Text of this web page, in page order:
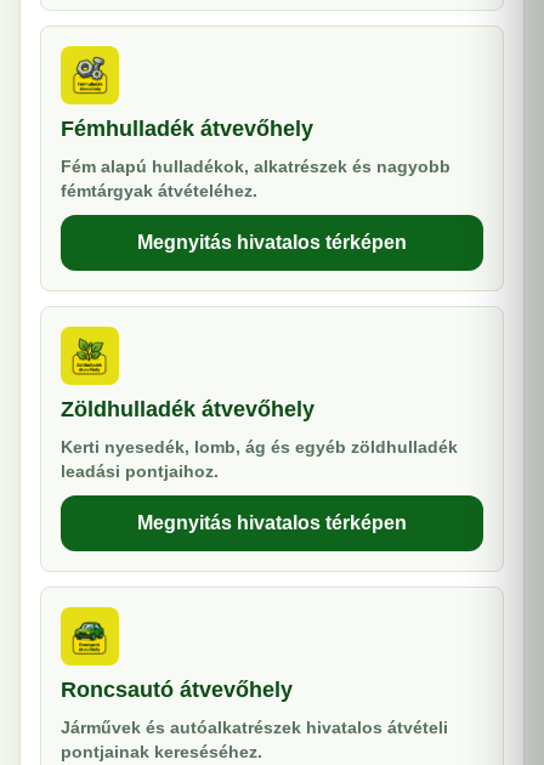
Fémhulladék átvevőhely
Fém alapú hulladékok, alkatrészek és nagyobb
fémtárgyak átvételéhez.
Megnyitás hivatalos térképen
Zöldhulladék átvevőhely
Kerti nyesedék, lomb, ág és egyéb zöldhulladék
leadási pontjaihoz.
Megnyitás hivatalos térképen
Roncsautó átvevőhely
Járművek és autóalkatrészek hivatalos átvételi
pontjainak kereséséhez.